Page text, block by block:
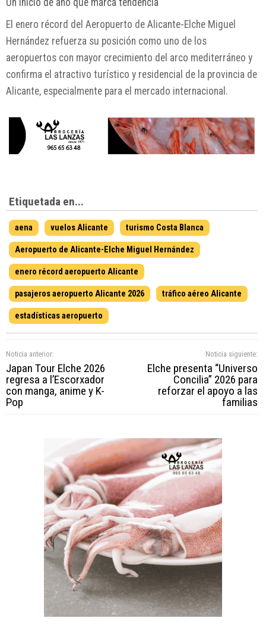
El enero récord del Aeropuerto de Alicante-Elche Miguel
Hernández refuerza su posición como uno de los
aeropuertos con mayor crecimiento del arco mediterráneo y
confirma el atractivo turístico y residencial de la provincia de
Alicante, especialmente para el mercado internacional.
Etiquetada en...
aena vuelos Alicante turismo Costa Blanca
Aeropuerto de Alicante-Elche Miguel Hernández
enero récord aeropuerto Alicante
pasajeros aeropuerto Alicante 2026 tráfico aéreo Alicante
estadísticas aeropuerto
Noticia anterior:
Japan Tour Elche 2026
regresa a l’Escorxador
con manga, anime y K-
Pop
Noticia siguiente:
Elche presenta “Universo
Concilia” 2026 para
reforzar el apoyo a las
familias